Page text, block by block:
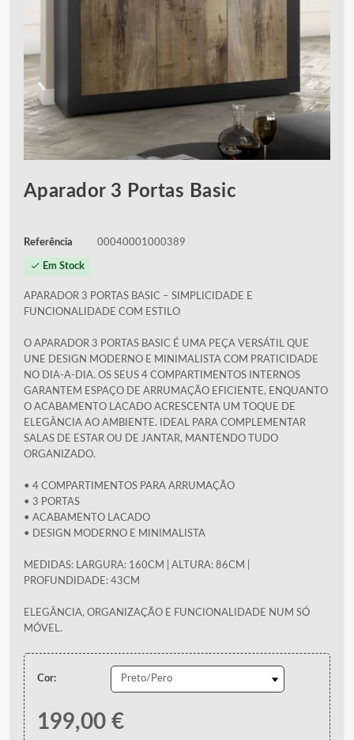
Aparador 3 Portas Basic
Referência 00040001000389
check Em Stock
APARADOR 3 PORTAS BASIC – SIMPLICIDADE E
FUNCIONALIDADE COM ESTILO
O APARADOR 3 PORTAS BASIC É UMA PEÇA VERSÁTIL QUE
UNE DESIGN MODERNO E MINIMALISTA COM PRATICIDADE
NO DIA-A-DIA. OS SEUS 4 COMPARTIMENTOS INTERNOS
GARANTEM ESPAÇO DE ARRUMAÇÃO EFICIENTE, ENQUANTO
O ACABAMENTO LACADO ACRESCENTA UM TOQUE DE
ELEGÂNCIA AO AMBIENTE. IDEAL PARA COMPLEMENTAR
SALAS DE ESTAR OU DE JANTAR, MANTENDO TUDO
ORGANIZADO.
• 4 COMPARTIMENTOS PARA ARRUMAÇÃO
• 3 PORTAS
• ACABAMENTO LACADO
• DESIGN MODERNO E MINIMALISTA
MEDIDAS: LARGURA: 160CM | ALTURA: 86CM |
PROFUNDIDADE: 43CM
ELEGÂNCIA, ORGANIZAÇÃO E FUNCIONALIDADE NUM SÓ
MÓVEL.
Cor:
199,00 €